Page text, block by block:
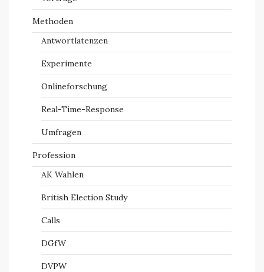
Methoden
Antwortlatenzen
Experimente
Onlineforschung
Real-Time-Response
Umfragen
Profession
AK Wahlen
British Election Study
Calls
DGfW
DVPW